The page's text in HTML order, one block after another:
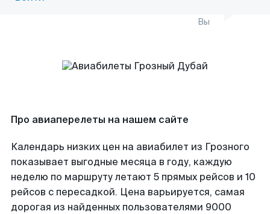
Вы
Про авиаперелеты на нашем сайте
Календарь низких цен на авиабилет из Грозного
показывает выгодные месяца в году, каждую
неделю по маршруту летают 5 прямых рейсов и 10
рейсов с пересадкой. Цена варьируется, самая
дорогая из найденных пользователями 9000